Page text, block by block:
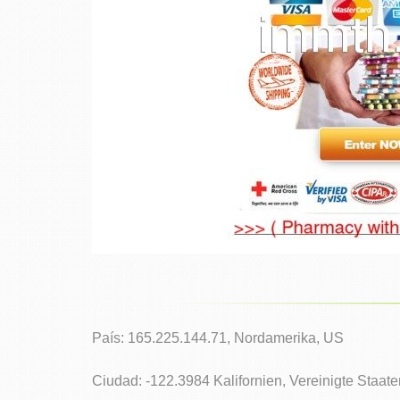
País: 165.225.144.71, Nordamerika, US
Ciudad: -122.3984 Kalifornien, Vereinigte